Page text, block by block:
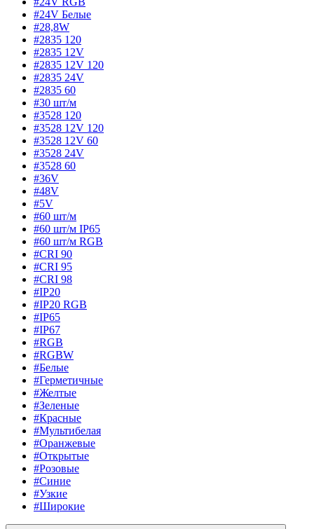
#24V Белые
#28,8W
#2835 120
#2835 12V
#2835 12V 120
#2835 24V
#2835 60
#30 шт/м
#3528 120
#3528 12V 120
#3528 12V 60
#3528 24V
#3528 60
#36V
#48V
#5V
#60 шт/м
#60 шт/м IP65
#60 шт/м RGB
#CRI 90
#CRI 95
#CRI 98
#IP20
#IP20 RGB
#IP65
#IP67
#RGB
#RGBW
#Белые
#Герметичные
#Желтые
#Зеленые
#Красные
#Мультибелая
#Оранжевые
#Открытые
#Розовые
#Синие
#Узкие
#Широкие